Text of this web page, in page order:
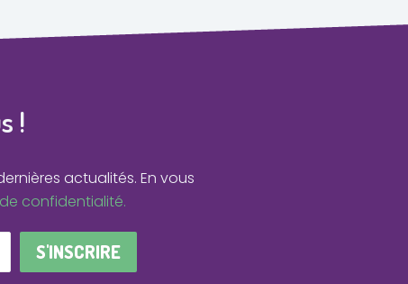
!
actualités. En vous
confidentialité.
S'INSCRIRE